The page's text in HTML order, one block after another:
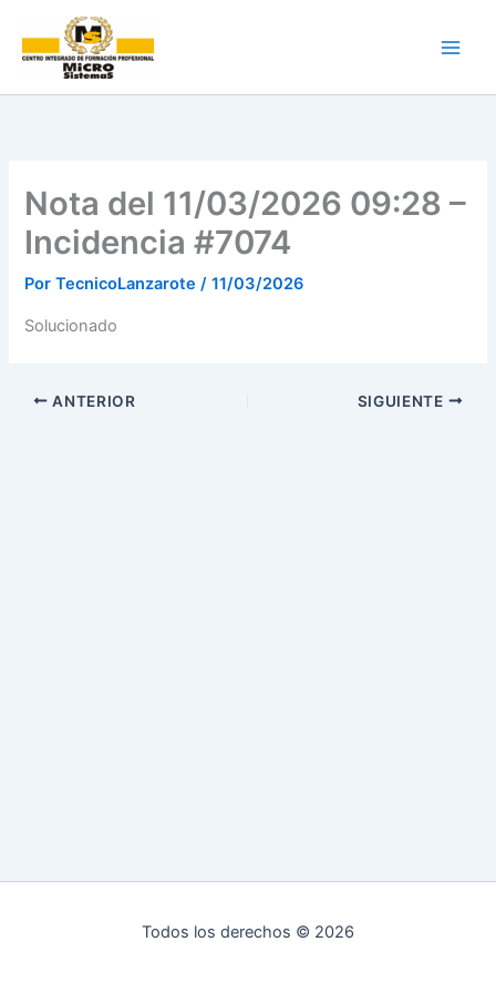
contenido
Nota del 11/03/2026 09:28 –
Incidencia #7074
PorTecnicoLanzarote/11/03/2026
Solucionado
ANTERIOR SIGUIENTE
Todos los derechos © 2026